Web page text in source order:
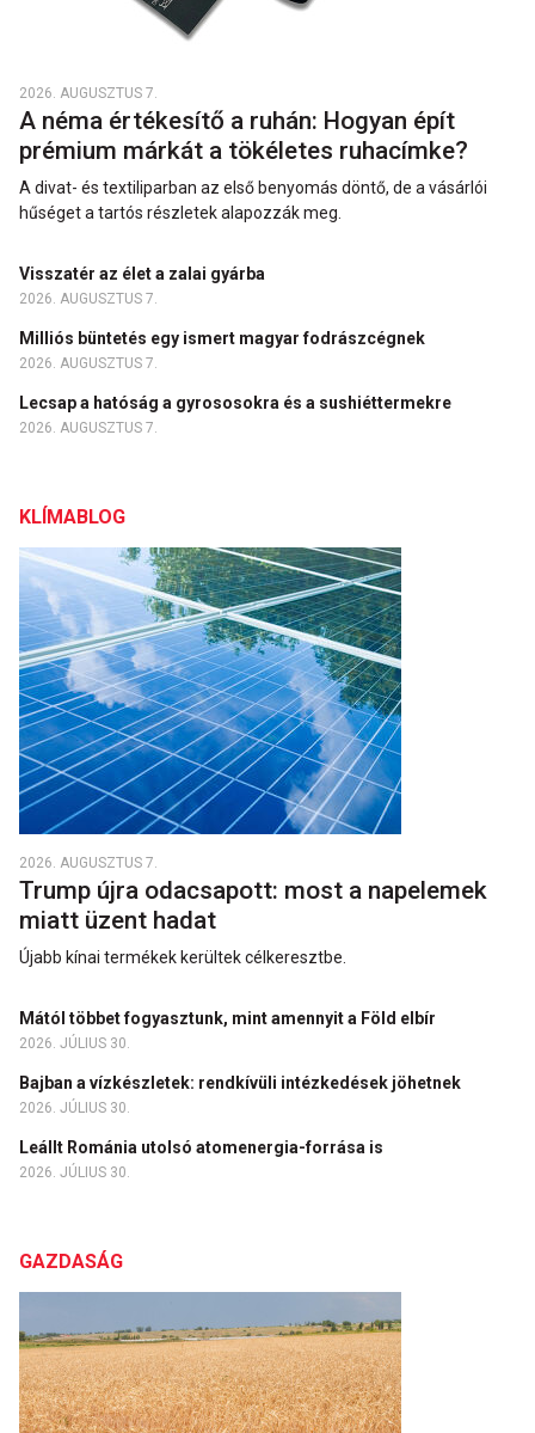
2026. AUGUSZTUS 7.
A néma értékesítő a ruhán: Hogyan épít
prémium márkát a tökéletes ruhacímke?
A divat- és textiliparban az első benyomás döntő, de a vásárlói
hűséget a tartós részletek alapozzák meg.
Visszatér az élet a zalai gyárba
2026. AUGUSZTUS 7.
Milliós büntetés egy ismert magyar fodrászcégnek
2026. AUGUSZTUS 7.
Lecsap a hatóság a gyrososokra és a sushiéttermekre
2026. AUGUSZTUS 7.
KLÍMABLOG
2026. AUGUSZTUS 7.
Trump újra odacsapott: most a napelemek
miatt üzent hadat
Újabb kínai termékek kerültek célkeresztbe.
Mától többet fogyasztunk, mint amennyit a Föld elbír
2026. JÚLIUS 30.
Bajban a vízkészletek: rendkívüli intézkedések jöhetnek
2026. JÚLIUS 30.
Leállt Románia utolsó atomenergia-forrása is
2026. JÚLIUS 30.
GAZDASÁG